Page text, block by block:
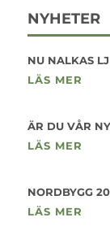
NYHETER
NU NALKAS
LÄS MER
ÄR DU VÅR
LÄS MER
NORDBYGG
LÄS MER